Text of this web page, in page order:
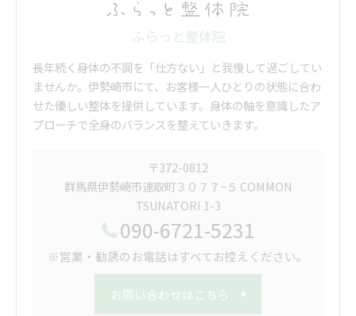
ふらっと整体院
長年続く身体の不調を「仕方ない」と我慢して過ごしてい
ませんか。伊勢崎市にて、お客様一人ひとりの状態に合わ
せた優しい整体を提供しています。身体の軸を意識したア
プローチで全身のバランスを整えていきます。
〒372-0812
群馬県伊勢崎市連取町３０７７−５ COMMON
TSUNATORI 1-3
090-6721-5231
※営業・勧誘のお電話はすべてお控えください。
お問い合わせはこちら